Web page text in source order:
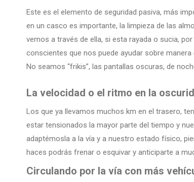
Este es el elemento de seguridad pasiva, más
en un casco es importante, la limpieza de las
vemos a través de ella, si esta rayada o sucia,
conscientes que nos puede ayudar sobre
No seamos “frikis”, las pantallas oscuras, de
La velocidad o el ritmo en la
Los que ya llevamos muchos km en el trasero,
estar tensionados la mayor parte del tiempo y
adaptémosla a la vía y a nuestro estado físico,
haces podrás frenar o esquivar y anticiparte a
Circulando por la vía con más